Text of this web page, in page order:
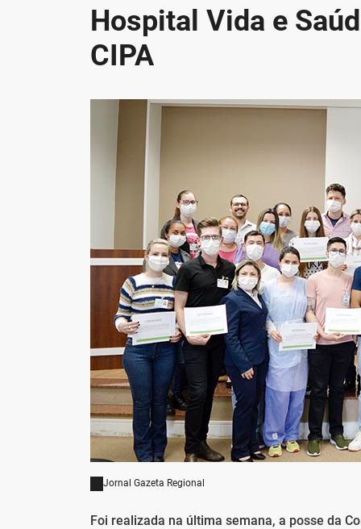
Hospital Vida e
CIPA
Jornal Gazeta Regional
Foi realizada na última semana, a posse da